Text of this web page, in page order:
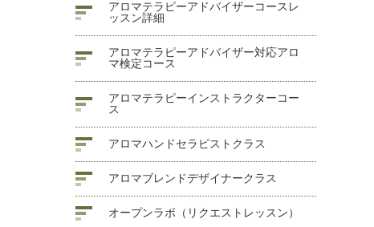
アロマテラピーアドバイザーコースレ
ッスン詳細
アロマテラピーアドバイザー対応アロ
マ検定コース
アロマテラピーインストラクターコー
ス
アロマハンドセラピストクラス
アロマブレンドデザイナークラス
オープンラボ（リクエストレッスン）